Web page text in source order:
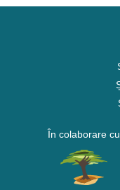
În colaborare cu